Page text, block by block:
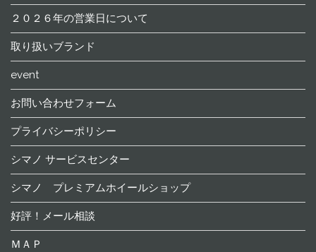
２０２６年の営業日について
取り扱いブランド
event
お問い合わせフォーム
プライバシーポリシー
シマノ サービスセンター
シマノ プレミアムホイールショップ
好評！メール相談
ＭＡＰ